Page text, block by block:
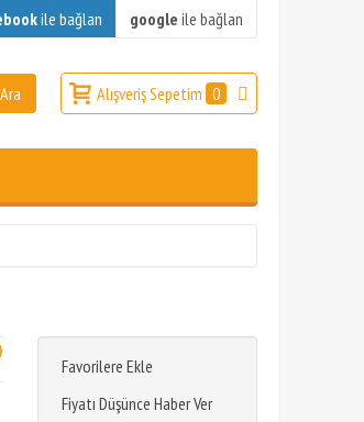
ile bağlan google ile bağlan
Alışveriş Sepetim 0
Favorilere Ekle
Fiyatı Düşünce Haber Ver